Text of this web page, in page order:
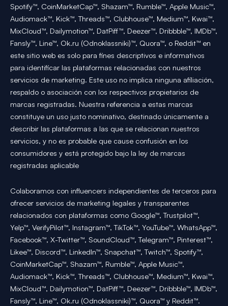
Spotify™, CoinMarketCap™, Shazam™, Rumble™, Apple Music™,
Audiomack™, Kick™, Threads™, Clubhouse™, Medium™, Kwai™,
MixCloud™, Dailymotion™, DatPiff™, Deezer™, Dribbble™, IMDb™,
Fansly™, Line™, Ok.ru (Odnoklassniki)™, Quora™, o Reddit™ en
este sitio web es solo para fines descriptivos e informativos
para identificar las plataformas relacionadas con nuestros
servicios de marketing. Este uso no implica ninguna afiliación,
respaldo o asociación con los respectivos propietarios de
marcas registradas. Nuestra referencia a estas marcas
constituye un uso justo nominativo, destinado únicamente a
describir las plataformas a las que se relacionan nuestros
servicios, y no es probable que cause confusión en los
consumidores y está protegido bajo la ley de marcas
registradas aplicable
Colaboramos con influencers independientes de terceros para
ofrecer servicios de marketing legales y transparentes
relacionados con plataformas como Google™, Trustpilot™,
Yelp™, VerifyPilot™, Instagram™, TikTok™, YouTube™, WhatsApp™,
Facebook™, X-Twitter™, SoundCloud™, Telegram™, Pinterest™,
Likee™, Discord™, LinkedIn™, Snapchat™, Twitch™, Spotify™,
CoinMarketCap™, Shazam™, Rumble™, Apple Music™,
Audiomack™, Kick™, Threads™, Clubhouse™, Medium™, Kwai™,
MixCloud™, Dailymotion™, DatPiff™, Deezer™, Dribbble™, IMDb™,
Fansly™, Line™, Ok.ru (Odnoklassniki)™, Quora™ y Reddit™.